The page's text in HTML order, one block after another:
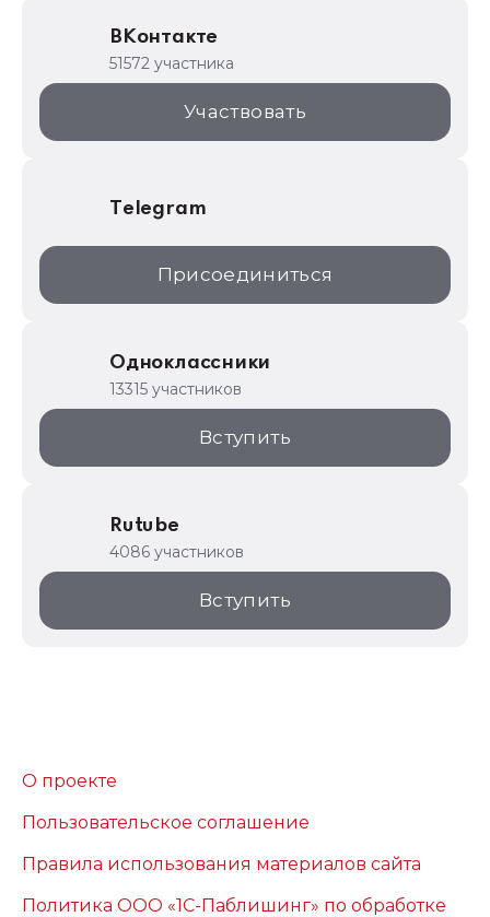
1С:Торговая площадка
ВКонтакте
51572 участника
Участвовать
Telegram
Присоединиться
Одноклассники
13315 участников
Вступить
Rutube
4086 участников
Вступить
О проекте
Пользовательское соглашение
Правила использования материалов сайта
Политика ООО «1С-Паблишинг» по обработке